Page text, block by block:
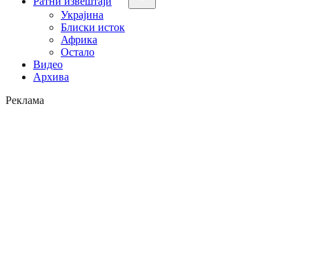
Украјина
Блиски исток
Африка
Остало
Видео
Архива
Реклама